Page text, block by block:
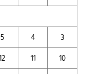
3
4
5
10
11